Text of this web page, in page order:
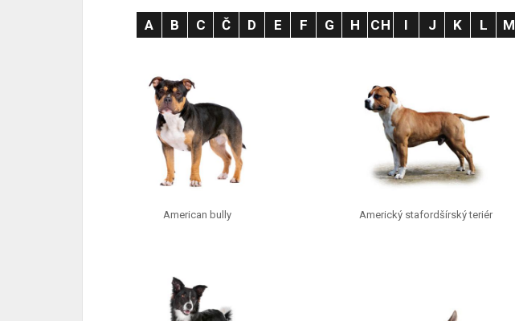
A B C Č D E F G H CH I J K L M
American bully Americký stafordšírský teriér